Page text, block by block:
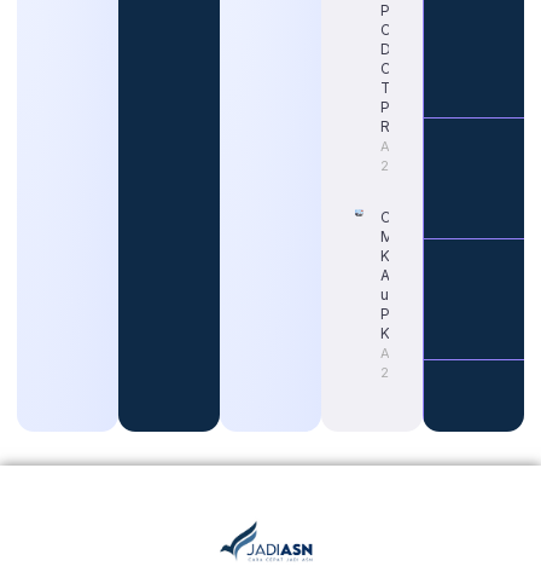
Pendaftaran
CPNS 2026
Dimulai?
Cek Jadwal
Terbaru dan
Portal
Resminya
August 5,
2026
Cara Tepat
Mengetahui
Kapan Gaji
ASN Naik
untuk
Persiapan
Karier
August 4,
2026